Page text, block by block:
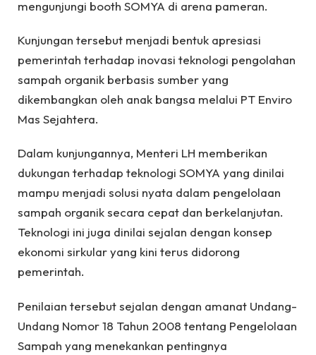
mengunjungi booth SOMYA di arena pameran.
Kunjungan tersebut menjadi bentuk apresiasi
pemerintah terhadap inovasi teknologi pengolahan
sampah organik berbasis sumber yang
dikembangkan oleh anak bangsa melalui PT Enviro
Mas Sejahtera.
Dalam kunjungannya, Menteri LH memberikan
dukungan terhadap teknologi SOMYA yang dinilai
mampu menjadi solusi nyata dalam pengelolaan
sampah organik secara cepat dan berkelanjutan.
Teknologi ini juga dinilai sejalan dengan konsep
ekonomi sirkular yang kini terus didorong
pemerintah.
Penilaian tersebut sejalan dengan amanat Undang-
Undang Nomor 18 Tahun 2008 tentang Pengelolaan
Sampah yang menekankan pentingnya